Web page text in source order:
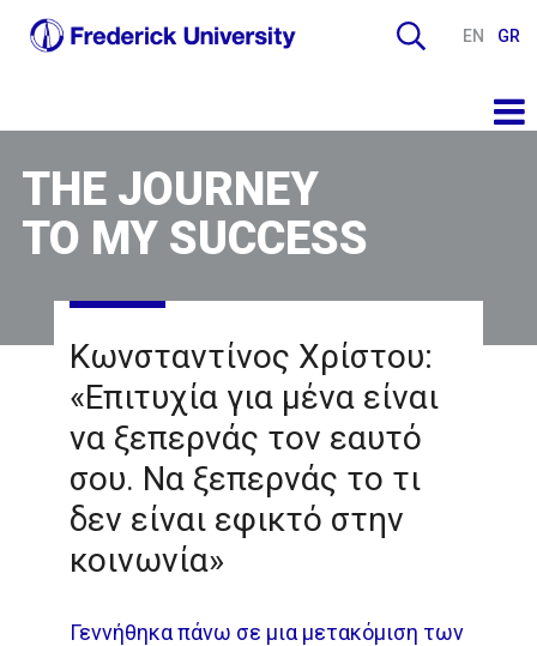
EN GR
THE JOURNEY
TO MY SUCCESS
Κωνσταντίνος Χρίστου:
«Επιτυχία για μένα είναι
να ξεπερνάς τον εαυτό
σου. Να ξεπερνάς το τι
δεν είναι εφικτό στην
κοινωνία»
Γεννήθηκα πάνω σε μια μετακόμιση των